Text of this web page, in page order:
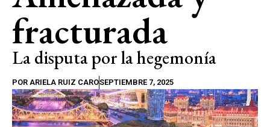
fracturada
La disputa por la hegemonía
POR ARIELA RUIZ CAROSEPTIEMBRE 7, 2025